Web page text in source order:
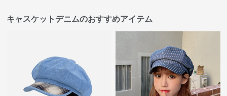
キャスケットデニムのおすすめアイテム